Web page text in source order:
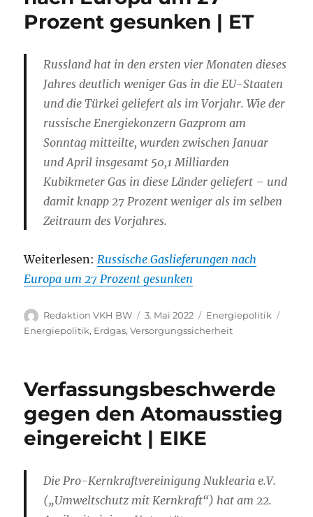
Prozent gesunken | ET
Russland hat in den ersten vier Monaten dieses
Jahres deutlich weniger Gas in die EU-Staaten
und die Türkei geliefert als im Vorjahr. Wie der
russische Energiekonzern Gazprom am
Sonntag mitteilte, wurden zwischen Januar
und April insgesamt 50,1 Milliarden
Kubikmeter Gas in diese Länder geliefert – und
damit knapp 27 Prozent weniger als im selben
Zeitraum des Vorjahres.
Weiterlesen:Russische Gaslieferungen nach
Europa um 27 Prozent gesunken
Autor
Redaktion VKH BW
Veröffentlicht
am
3. Mai 2022 Kategorien
Energiepolitik
Energiepolitik, Erdgas,Versorgungssicherheit
Verfassungsbeschwerde
gegen den Atomausstieg
eingereicht | EIKE
Die Pro-Kernkraftvereinigung Nuklearia e.V.
(„Umweltschutz mit Kernkraft“) hat am 22.